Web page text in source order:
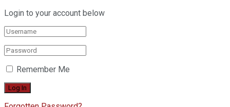
Login to your account below
Remember Me